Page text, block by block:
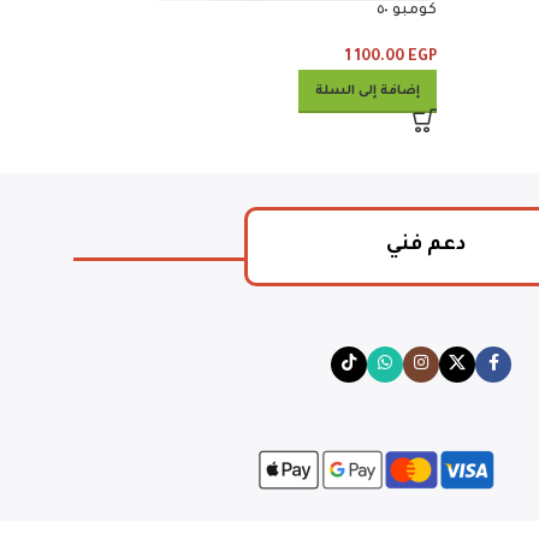
كومبو ٥٠
1 100.00 EGP
إضافة إلى السلة
دعم فني